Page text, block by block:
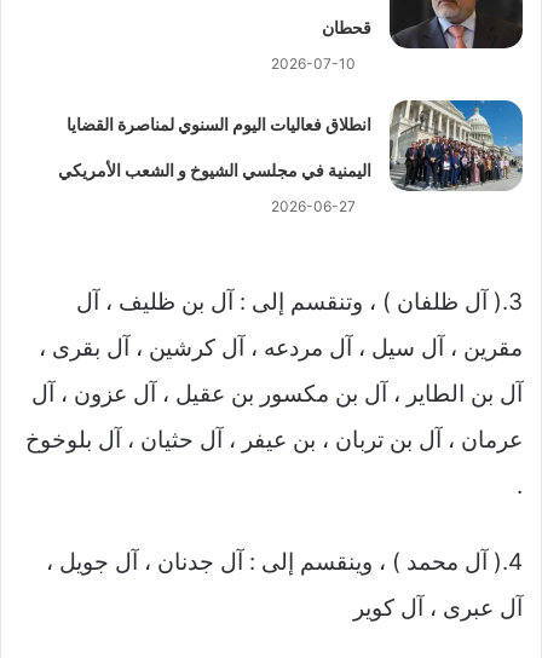
قحطان
2026-07-10
انطلاق فعاليات اليوم السنوي لمناصرة القضايا
اليمنية في مجلسي الشيوخ و الشعب الأمريكي
2026-06-27
3.( آل ظلفان ) ، وتنقسم إلى : آل بن ظليف ، آل
مقرين ، آل سيل ، آل مردعه ، آل كرشين ، آل بقرى ،
آل بن الطاير ، آل بن مكسور بن عقيل ، آل عزون ، آل
عرمان ، آل بن تربان ، بن عيفر ، آل حثيان ، آل بلوخوخ
.
4.( آل محمد ) ، وينقسم إلى : آل جدنان ، آل جويل ،
آل عبرى ، آل كوير